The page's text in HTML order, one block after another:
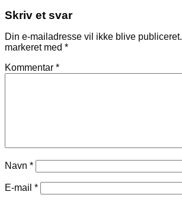
Skriv et svar
Din e-mailadresse vil ikke blive publiceret.
markeret med *
Kommentar *
Navn *
E-mail *